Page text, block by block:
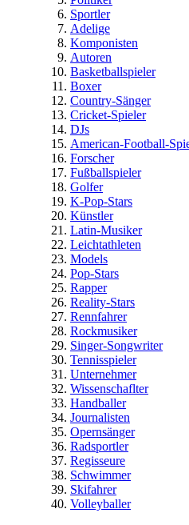
Sportler
Adelige
Komponisten
Autoren
Basketballspieler
Boxer
Country-Sänger
Cricket-Spieler
DJs
American-Football-
Forscher
Fußballspieler
Golfer
K-Pop-Stars
Künstler
Latin-Musiker
Leichtathleten
Models
Pop-Stars
Rapper
Reality-Stars
Rennfahrer
Rockmusiker
Singer-Songwriter
Tennisspieler
Unternehmer
Wissenschaflter
Handballer
Journalisten
Opernsänger
Radsportler
Regisseure
Schwimmer
Skifahrer
Volleyballer